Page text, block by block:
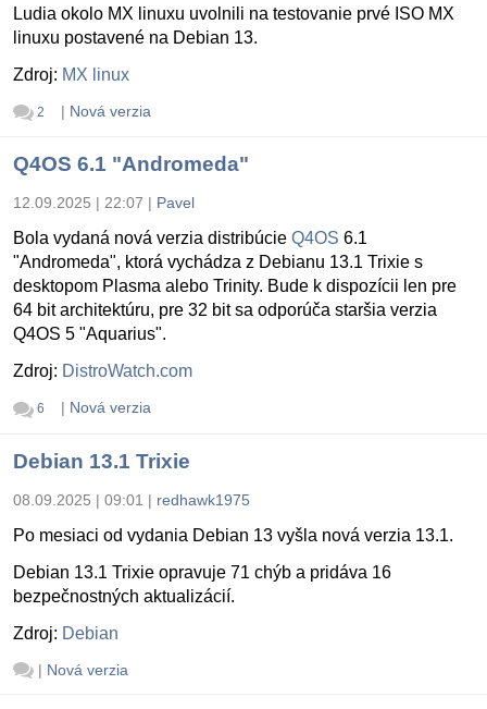
Ludia okolo MX linuxu uvolnili na testovanie prvé ISO MX
linuxu postavené na Debian 13.
Zdroj: MX linux
2 | Nová verzia
Q4OS 6.1 "Andromeda"
12.09.2025 | 22:07 | Pavel
Bola vydaná nová verzia distribúcie Q4OS 6.1
"Andromeda", ktorá vychádza z Debianu 13.1 Trixie s
desktopom Plasma alebo Trinity. Bude k dispozícii len pre
64 bit architektúru, pre 32 bit sa odporúča staršia verzia
Q4OS 5 "Aquarius".
Zdroj: DistroWatch.com
6 | Nová verzia
Debian 13.1 Trixie
08.09.2025 | 09:01 | redhawk1975
Po mesiaci od vydania Debian 13 vyšla nová verzia 13.1.
Debian 13.1 Trixie opravuje 71 chýb a pridáva 16
bezpečnostných aktualizácií.
Zdroj: Debian
| Nová verzia